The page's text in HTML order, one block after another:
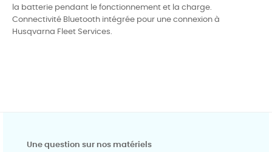
la batterie pendant le fonctionnement et la charge.
Connectivité Bluetooth intégrée pour une connexion à
Husqvarna Fleet Services.
Une question sur nos matériels